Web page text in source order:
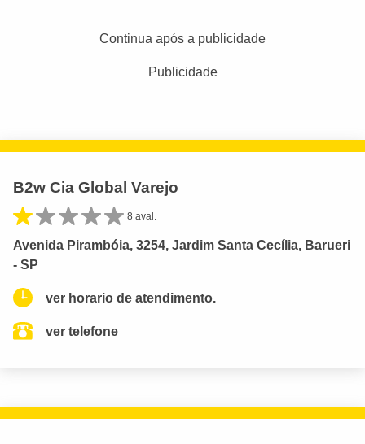
Continua após a publicidade
Publicidade
B2w Cia Global Varejo
8 aval.
Avenida Pirambóia, 3254, Jardim Santa Cecília, Barueri
- SP
ver horario de atendimento.
ver telefone